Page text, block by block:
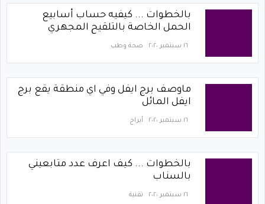
بالخطوات ... كيفيه حساب أسابيع
الحمل الخاصة بالتلقيح المجهري
١٦ سبتمبر ٢٠٢٠ صحة وطب
ماوصف برج ايفل وفي اي منطقة يقع برج
ايفل المائل
١٦ سبتمبر ٢٠٢٠ أبراج
بالخطوات ... كيف اعرف عدد متابعيني
بالسناب
١٦ سبتمبر ٢٠٢٠ تقنية